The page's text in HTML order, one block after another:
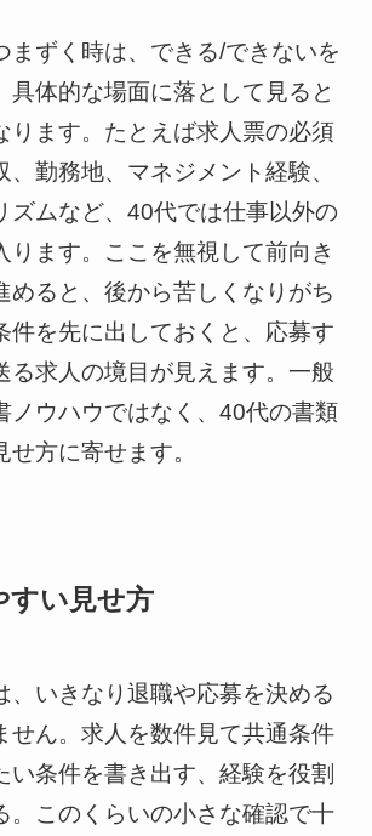
まずく時は、できる/できないを
具体的な場面に落として見ると
ります。たとえば求人票の必須
、勤務地、マネジメント経験、
ズムなど、40代では仕事以外の
ります。ここを無視して前向き
めると、後から苦しくなりがち
件を先に出しておくと、応募す
る求人の境目が見えます。一般
ノウハウではなく、40代の書類
方に寄せます。
すい見せ方
、いきなり退職や応募を決める
せん。求人を数件見て共通条件
い条件を書き出す、経験を役割
。このくらいの小さな確認で十